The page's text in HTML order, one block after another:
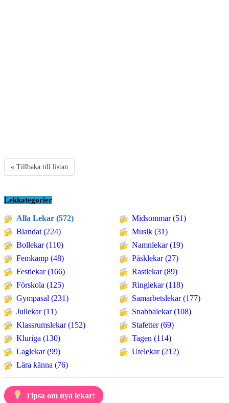
« Tillbaka till listan
Lekkategorier
Alla Lekar (572)
Blandat (224)
Bollekar (110)
Femkamp (48)
Festlekar (166)
Förskola (125)
Gympasal (231)
Jullekar (11)
Klassrumslekar (152)
Kluriga (130)
Laglekar (99)
Lära känna (76)
Midsommar (51)
Musik (31)
Namnlekar (19)
Påsklekar (27)
Rastlekar (89)
Ringlekar (118)
Samarbetslekar (177)
Snabbalekar (108)
Stafetter (69)
Tagen (114)
Utelekar (212)
Tipsa om nya lekar!